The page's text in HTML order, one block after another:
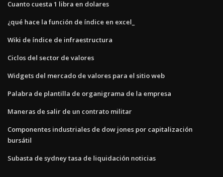
Cuanto cuesta 1 libra en dolares
¿qué hace la función de índice en excel_
Wiki de índice de infraestructura
Ciclos del sector de valores
Widgets del mercado de valores para el sitio web
Palabra de plantilla de organigrama de la empresa
Maneras de salir de un contrato militar
Componentes industriales de dow jones por capitalización
bursátil
Subasta de sydney tasa de liquidación noticias